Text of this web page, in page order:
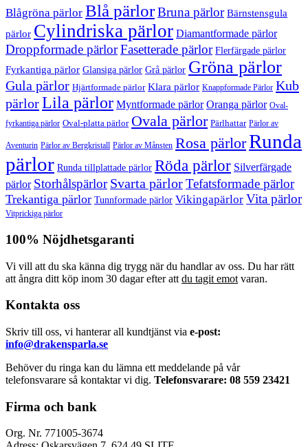
Blågröna pärlor Blå pärlorBruna pärlor Bärnstensgula
pärlor Cylindriska pärlor Diamantformade pärlor
Droppformade pärlorFasetterade pärlor Flerfärgade pärlor
Fyrkantiga pärlor Glansiga pärlor Grå pärlor Gröna pärlor
Gula pärlor Hjärtformade pärlor Klara pärlor Knappformade Pärlor Kub
pärlorLila pärlor Myntformade pärlor Oranga pärlor Oval-
fyrkantiga pärlor Oval-platta pärlor Ovala pärlor Pärlhattar Pärlor av
Aventurin Pärlor av Bergkristall Pärlor av Månsten Rosa pärlorRunda
pärlor Runda tillplattade pärlor Röda pärlor Silverfärgade
pärlor Storhålspärlor Svarta pärlorTefatsformade pärlor
Trekantiga pärlor Tunnformade pärlor Vikingapärlor Vita pärlor
Vitprickiga pärlor
100% Nöjdhetsgaranti
Vi vill att du ska känna dig trygg när du handlar av oss. Du har rätt
att ångra ditt köp inom 30 dagar efter att du tagit emot varan.
Kontakta oss
Skriv till oss, vi hanterar all kundtjänst via e-post:
info@drakensparla.se
Behöver du ringa kan du lämna ett meddelande på vår
telefonsvarare så kontaktar vi dig. Telefonsvarare: 08 559 23421
Firma och bank
Org. Nr. 771005-3674